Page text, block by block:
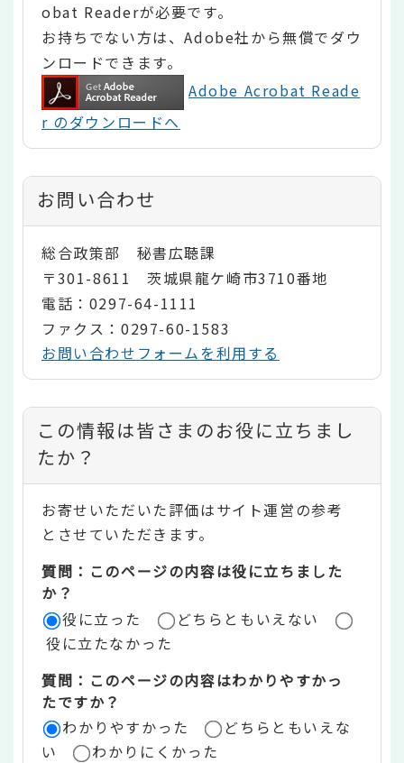
obat Readerが必要です。
お持ちでない方は、Adobe社から無償でダウ
ンロードできます。
Adobe Acrobat Reade
r のダウンロードへ
お問い合わせ
総合政策部 秘書広聴課
〒301-8611 茨城県龍ケ崎市3710番地
電話：0297-64-1111
ファクス：0297-60-1583
お問い合わせフォームを利用する
コ
ン
テ
ン
ツ
評
価
リ
ア
この情報は皆さまのお役に立ちまし
たか？
お寄せいただいた評価はサイト運営の参考
とさせていただきます。
質問：このページの内容は役に立ちました
か？
役に立った
どちらともいえない
役に立たなかった
質問：このページの内容はわかりやすかっ
たですか？
わかりやすかった
どちらともいえな
い
わかりにくかった